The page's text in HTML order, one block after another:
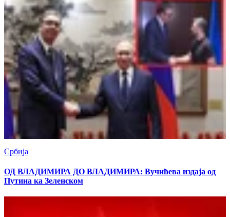
Србија
ОД ВЛАДИМИРА ДО ВЛАДИМИРА: Вучићева издаја од
Путина ка Зеленском